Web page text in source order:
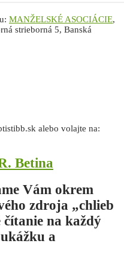
MANŽELSKÉ ASOCIÁCIE,
strieborná 5, Banská
alebo volajte na:
Betina
Vám okrem
zdroja „chlieb
čítanie na každý
a